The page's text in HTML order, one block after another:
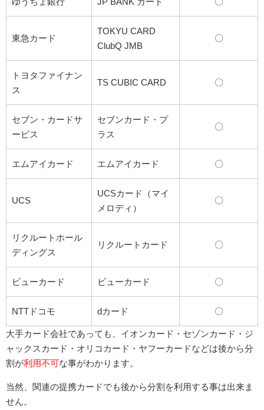
東急カード
TOKYU CARD
ClubQ JMB
〇
トヨタファイナン
ス
TS CUBIC CARD 〇
セブン・カードサ
ービス
セブンカード・プ
ラス
〇
エムアイカード エムアイカード 〇
UCS
UCSカード（マイ
メロディ）
〇
リクルートホール
ディングス
リクルートカード 〇
ビューカード ビューカード 〇
NTTドコモ dカード 〇
大手カード会社であっても、イオンカード・セゾンカード・ジ
ャックスカード・オリコカード・ヤフーカードなどは後から分
割が利用不可な事がわかります。
当然、関連の提携カードでも後から分割を利用する事は出来ま
せん。